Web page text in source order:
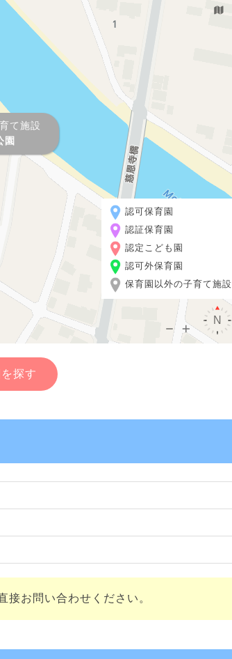
て施設
園
認可保育園
認証保育園
認定こども園
認可外保育園
保育園以外の子育て施設
探す
接お問い合わせください。